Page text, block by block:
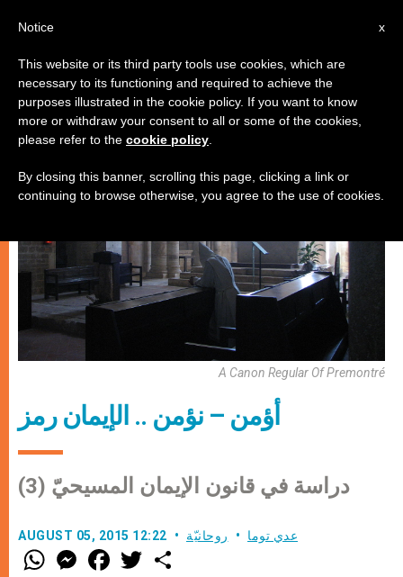
روحانيّة
A Canon Regular Of Premontré
أؤمن – نؤمن .. الإيمان رمز
دراسة في قانون الإيمان المسيحيّ (3)
AUGUST 05, 2015 12:22 عدي توما روحانيّة
W
h
M
e
F
a w
x
Notice
This website or its third party tools use cookies, which are
necessary to its functioning and required to achieve the
purposes illustrated in the cookie policy. If you want to know
more or withdraw your consent to all or some of the cookies,
please refer to the cookie policy
By closing this banner, scrolling this page, clicking a link or
continuing to browse otherwise, you agree to the use of cookies.